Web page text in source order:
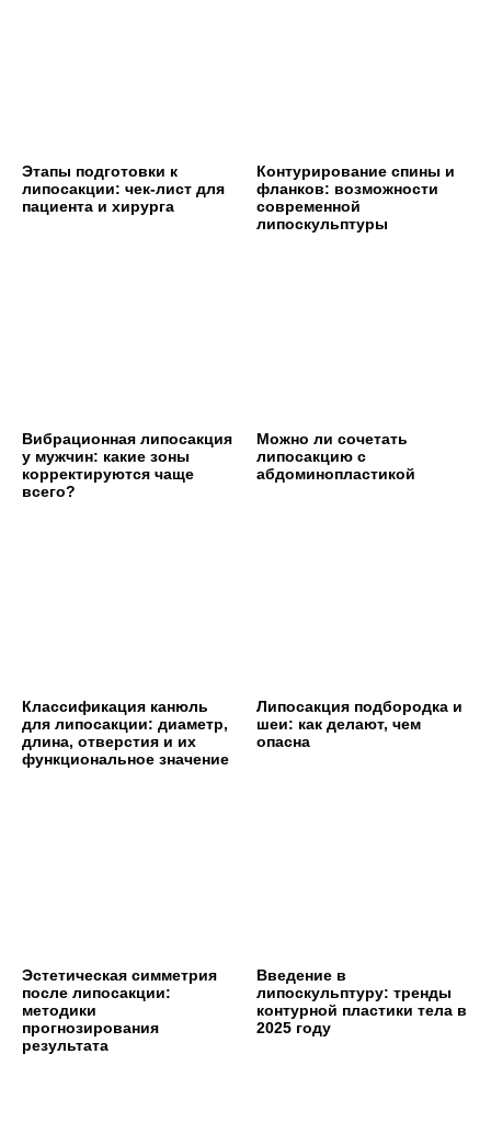
Этапы подготовки к
липосакции: чек-лист для
пациента и хирурга
Контурирование спины и
фланков: возможности
современной
липоскульптуры
Вибрационная липосакция
у мужчин: какие зоны
корректируются чаще
всего?
Можно ли сочетать
липосакцию с
абдоминопластикой
Классификация канюль
для липосакции: диаметр,
длина, отверстия и их
функциональное значение
Липосакция подбородка и
шеи: как делают, чем
опасна
Эстетическая симметрия
после липосакции:
методики
прогнозирования
результата
Введение в
липоскульптуру: тренды
контурной пластики тела в
2025 году